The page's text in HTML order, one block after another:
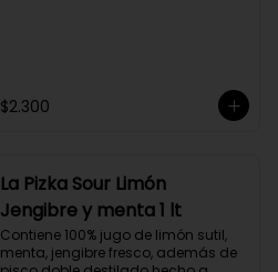
$2.300
La Pizka Sour Limón
Jengibre y menta 1 lt
Contiene 100% jugo de limón sutil,
menta, jengibre fresco, además de